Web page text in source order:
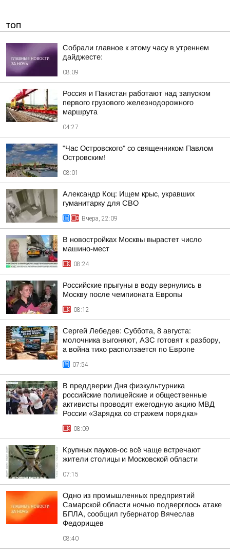
ТОП
Собрали главное к этому часу в утреннем
дайджесте:
08:09
Россия и Пакистан работают над запуском
первого грузового железнодорожного
маршрута
04:27
"Час Островского" со священником Павлом
Островским!
08:01
Александр Коц: Ищем крыс, укравших
гуманитарку для СВО
Вчера, 22:09
В новостройках Москвы вырастет число
машино-мест
08:24
Российские прыгуны в воду вернулись в
Москву после чемпионата Европы
08:12
Сергей Лебедев: Суббота, 8 августа:
молочника выгоняют, АЗС готовят к разбору,
а война тихо расползается по Европе
07:54
В преддверии Дня физкультурника
российские полицейские и общественные
активисты проводят ежегодную акцию МВД
России «Зарядка со стражем порядка»
08:09
Крупных пауков-ос всё чаще встречают
жители столицы и Московской области
07:15
Одно из промышленных предприятий
Самарской области ночью подверглось атаке
БПЛА, сообщил губернатор Вячеслав
Федорищев
08:40